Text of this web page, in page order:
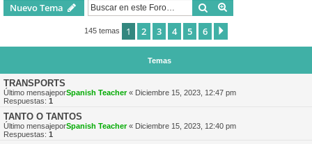
Nuevo Tema Buscar
145 temas 1 2 3 4 5 6
Temas
TRANSPORTS
Último mensajeporSpanish Teacher« Diciembre 15, 2023, 12:47 pm
Respuestas: 1
TANTO O TANTOS
Último mensajeporSpanish Teacher« Diciembre 15, 2023, 12:40 pm
Respuestas: 1